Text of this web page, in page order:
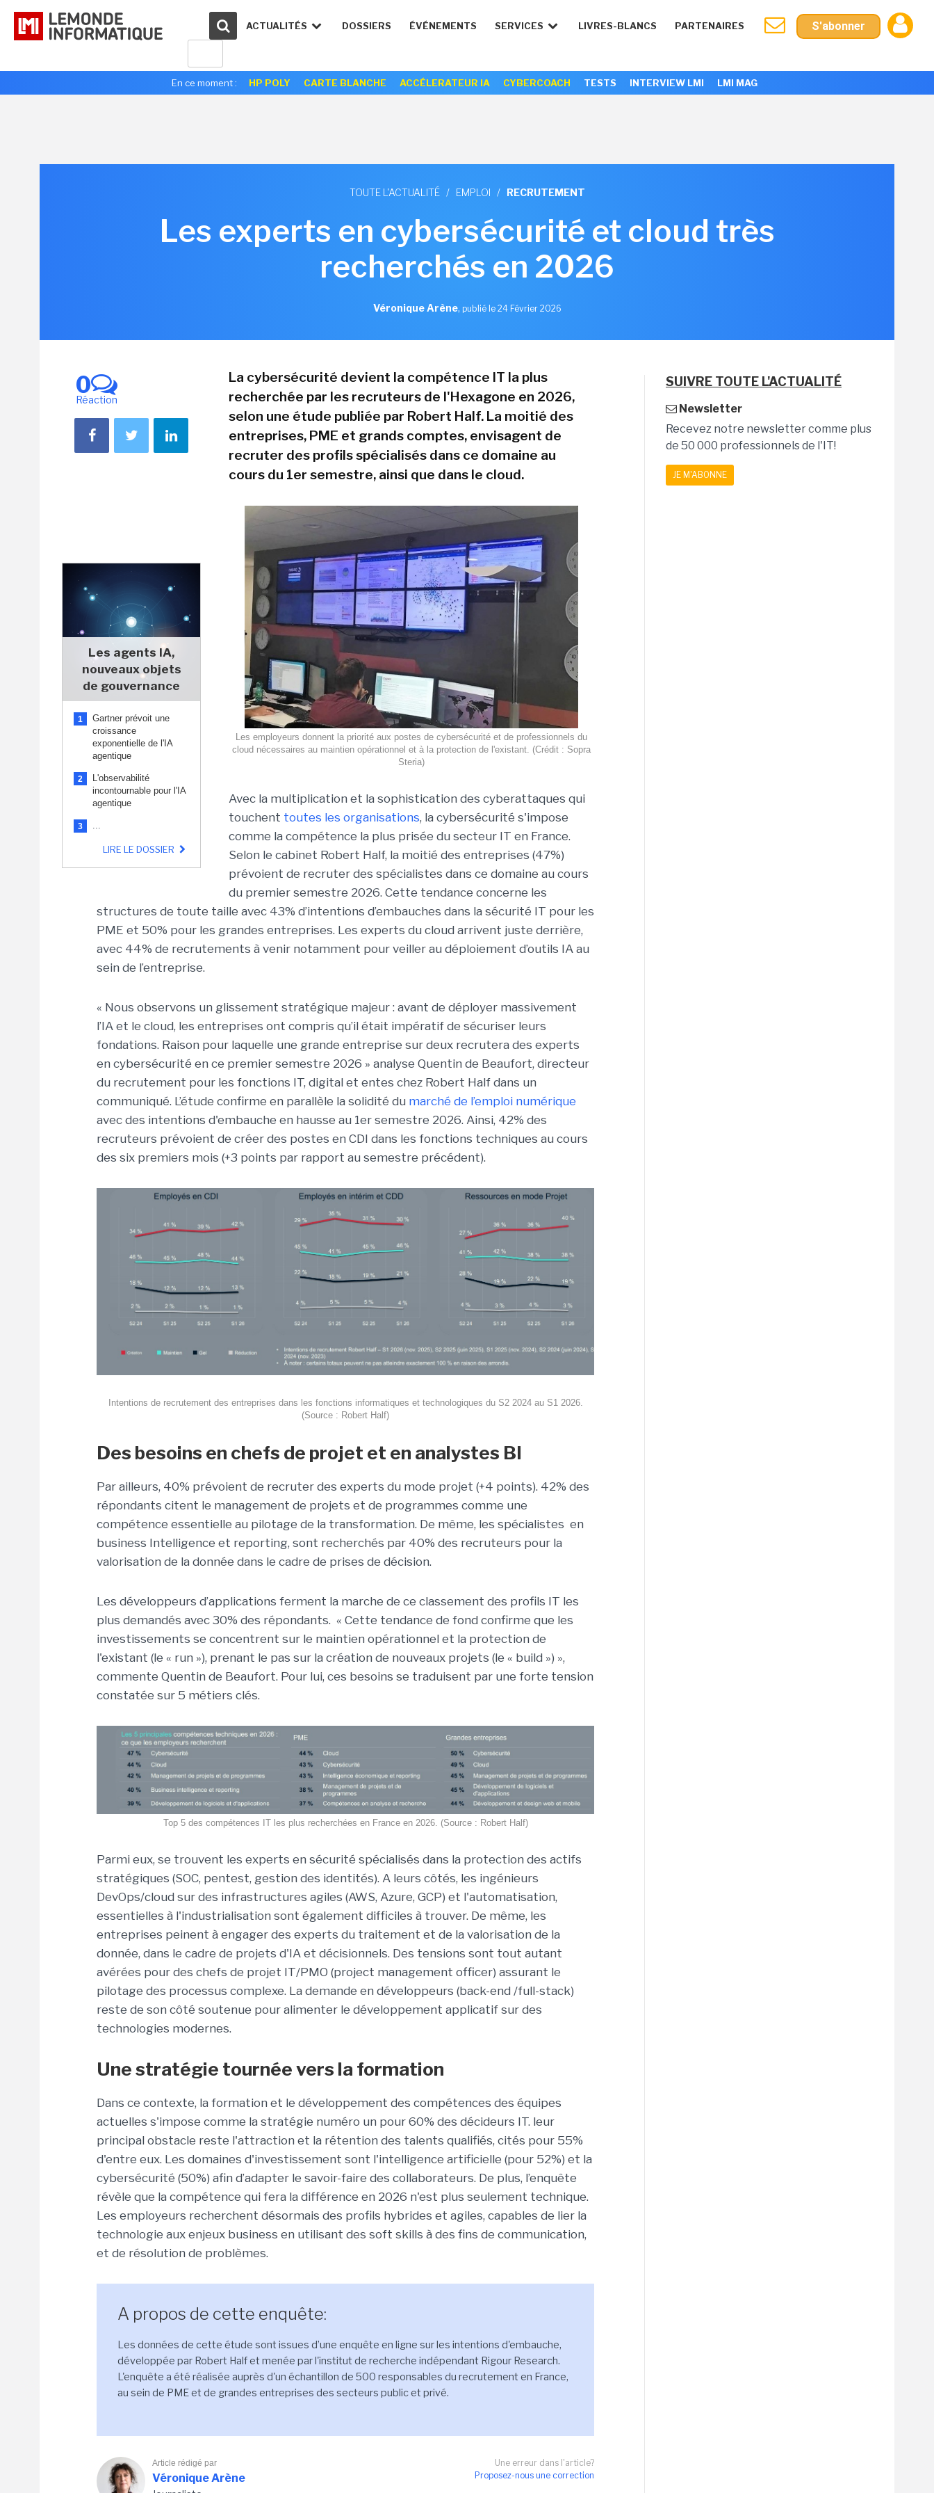
ACTUALITÉS DOSSIERS ÉVÉNEMENTS SERVICES LIVRES-BLANCS PARTENAIRES S'abonner
En ce moment : HP POLY CARTE BLANCHE ACCÉLERATEUR IA CYBERCOACH TESTS INTERVIEW LMI LMI MAG
TOUTE L'ACTUALITÉ / EMPLOI / RECRUTEMENT
Les experts en cybersécurité et cloud très
recherchés en 2026
Véronique Arène, publié le 24 Février 2026
0
Réaction
Les agents IA,
nouveaux objets
de gouvernance
1
Gartner prévoit une
croissance
exponentielle de l'IA
agentique
2
L'observabilité
incontournable pour l'IA
agentique
3 ...
LIRE LE DOSSIER
La cybersécurité devient la compétence IT la plus
recherchée par les recruteurs de l'Hexagone en 2026,
selon une étude publiée par Robert Half. La moitié des
entreprises, PME et grands comptes, envisagent de
recruter des profils spécialisés dans ce domaine au
cours du 1er semestre, ainsi que dans le cloud.
Les employeurs donnent la priorité aux postes de cybersécurité et de professionnels du
cloud nécessaires au maintien opérationnel et à la protection de l'existant. (Crédit : Sopra
Steria)
Avec la multiplication et la sophistication des cyberattaques qui
touchent toutes les organisations, la cybersécurité s'impose
comme la compétence la plus prisée du secteur IT en France.
Selon le cabinet Robert Half, la moitié des entreprises (47%)
prévoient de recruter des spécialistes dans ce domaine au cours
du premier semestre 2026. Cette tendance concerne les
structures de toute taille avec 43% d’intentions d’embauches dans la sécurité IT pour les
PME et 50% pour les grandes entreprises. Les experts du cloud arrivent juste derrière,
avec 44% de recrutements à venir notamment pour veiller au déploiement d’outils IA au
sein de l’entreprise.
« Nous observons un glissement stratégique majeur : avant de déployer massivement
l’IA et le cloud, les entreprises ont compris qu’il était impératif de sécuriser leurs
fondations. Raison pour laquelle une grande entreprise sur deux recrutera des experts
en cybersécurité en ce premier semestre 2026 » analyse Quentin de Beaufort, directeur
du recrutement pour les fonctions IT, digital et entes chez Robert Half dans un
communiqué. L’étude confirme en parallèle la solidité du marché de l’emploi numérique
avec des intentions d'embauche en hausse au 1er semestre 2026. Ainsi, 42% des
recruteurs prévoient de créer des postes en CDI dans les fonctions techniques au cours
des six premiers mois (+3 points par rapport au semestre précédent).
Intentions de recrutement des entreprises dans les fonctions informatiques et technologiques du S2 2024 au S1 2026.
(Source : Robert Half)
Des besoins en chefs de projet et en analystes BI
Par ailleurs, 40% prévoient de recruter des experts du mode projet (+4 points). 42% des
répondants citent le management de projets et de programmes comme une
compétence essentielle au pilotage de la transformation. De même, les spécialistes en
business Intelligence et reporting, sont recherchés par 40% des recruteurs pour la
valorisation de la donnée dans le cadre de prises de décision.
Les développeurs d’applications ferment la marche de ce classement des profils IT les
plus demandés avec 30% des répondants. « Cette tendance de fond confirme que les
investissements se concentrent sur le maintien opérationnel et la protection de
l'existant (le « run »), prenant le pas sur la création de nouveaux projets (le « build ») »,
commente Quentin de Beaufort. Pour lui, ces besoins se traduisent par une forte tension
constatée sur 5 métiers clés.
Top 5 des compétences IT les plus recherchées en France en 2026. (Source : Robert Half)
Parmi eux, se trouvent les experts en sécurité spécialisés dans la protection des actifs
stratégiques (SOC, pentest, gestion des identités). A leurs côtés, les ingénieurs
DevOps/cloud sur des infrastructures agiles (AWS, Azure, GCP) et l'automatisation,
essentielles à l'industrialisation sont également difficiles à trouver. De même, les
entreprises peinent à engager des experts du traitement et de la valorisation de la
donnée, dans le cadre de projets d'IA et décisionnels. Des tensions sont tout autant
avérées pour des chefs de projet IT/PMO (project management officer) assurant le
pilotage des processus complexe. La demande en développeurs (back-end /full-stack)
reste de son côté soutenue pour alimenter le développement applicatif sur des
technologies modernes.
Une stratégie tournée vers la formation
Dans ce contexte, la formation et le développement des compétences des équipes
actuelles s'impose comme la stratégie numéro un pour 60% des décideurs IT. leur
principal obstacle reste l'attraction et la rétention des talents qualifiés, cités pour 55%
d'entre eux. Les domaines d'investissement sont l'intelligence artificielle (pour 52%) et la
cybersécurité (50%) afin d’adapter le savoir-faire des collaborateurs. De plus, l’enquête
révèle que la compétence qui fera la différence en 2026 n'est plus seulement technique.
Les employeurs recherchent désormais des profils hybrides et agiles, capables de lier la
technologie aux enjeux business en utilisant des soft skills à des fins de communication,
et de résolution de problèmes.
A propos de cette enquête:
Les données de cette étude sont issues d’une enquête en ligne sur les intentions d'embauche,
développée par Robert Half et menée par l'institut de recherche indépendant Rigour Research.
L'enquête a été réalisée auprès d'un échantillon de 500 responsables du recrutement en France,
au sein de PME et de grandes entreprises des secteurs public et privé.
Une erreur dans l'article?
Proposez-nous une correction
Article rédigé par
Véronique Arène
SUIVRE TOUTE L'ACTUALITÉ
Newsletter
Recevez notre newsletter comme plus
de 50 000 professionnels de l'IT!
JE M'ABONNE